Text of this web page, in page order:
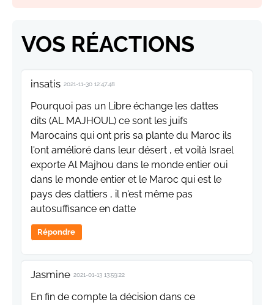
VOS RÉACTIONS
insatis 2021-11-30 12:47:48
Pourquoi pas un Libre échange les dattes
dits (AL MAJHOUL) ce sont les juifs
Marocains qui ont pris sa plante du Maroc ils
l'ont amélioré dans leur désert , et voilà Israel
exporte Al Majhou dans le monde entier oui
dans le monde entier et le Maroc qui est le
pays des dattiers , il n'est même pas
autosuffisance en datte
Répondre
Jasmine 2021-01-13 13:59:22
En fin de compte la décision dans ce